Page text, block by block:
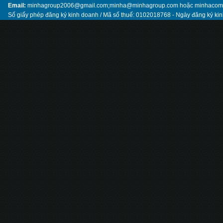
Email: minhagroup2006@gmail.com;minha@minhagroup.com hoặc
Số giấy phép đăng ký kinh doanh / Mã số thuế: 0102018768 - Ngày đăng ký